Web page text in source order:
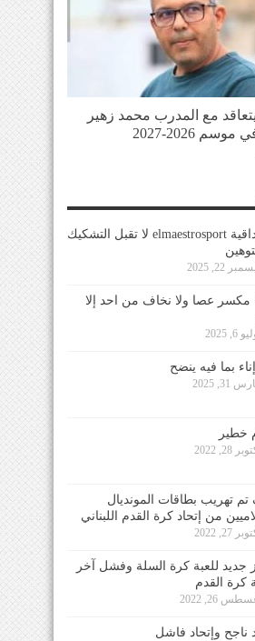
مع المدرب محمد زهير
2026-2027
مصداقية elmaestrosport لا تقبل التشكيك
22, 2025
مكسر عصا ولا نخاف من احد إلا
6, 2025
بما فيه ينضح
31, 2025
خطير
28, 2022
تهريب بطاقات المونديال
من إتحاد كرة القدم اللبناني
27, 2022
جديد للعبة كرة السلة وفشل آخر
كرة القدم
26, 2022
ناجح وإتحاد فاشل